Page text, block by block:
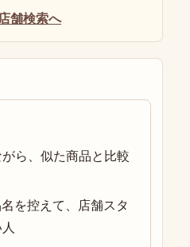
舗検索へ
ら、似た商品と比較
を控えて、店舗スタ